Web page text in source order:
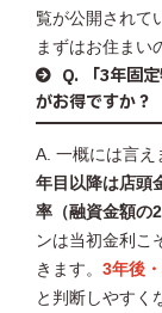
覧が公開されて
まずはお住まい
Q. 「3年固
がお得ですか？
A. 一概には言え
年目以降は店頭
率（融資金額の
ンは当初金利こ
きます。 3年後
と判断しやすく